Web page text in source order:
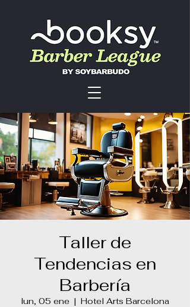
Taller de
Tendencias en
Barbería
lun, 05 ene
  |
Hotel Arts Barcelona